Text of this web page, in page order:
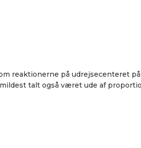
reaktionerne på udrejsecenteret
talt også været ude af